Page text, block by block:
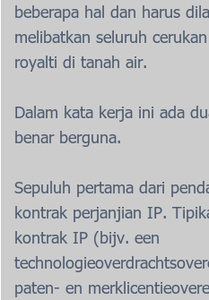
beberapa hal dan harus
melibatkan seluruh
royalti di tanah air.
Dalam kata kerja ini ada
benar berguna.
Sepuluh pertama dari
kontrak perjanjian IP.
kontrak IP (bijv. een
paten- en